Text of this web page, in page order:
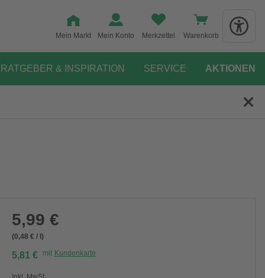
Mein Markt Mein Konto Merkzettel Warenkorb
RATGEBER & INSPIRATION SERVICE AKTIONEN
5,99 €
(0,48 € / l)
5,81 € mit Kundenkarte